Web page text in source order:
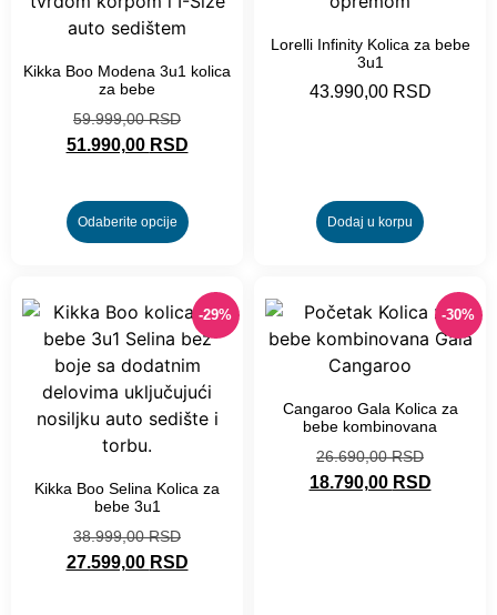
Kikka Boo Modena 3u1 kolica
za bebe
59.999,00RSD
51.990,00 RSD
Odaberite opcije
Lorelli Infinity Kolica za bebe
3u1
43.990,00 RSD
Dodaj u korpu
-29%
Kikka Boo Selina Kolica za
bebe 3u1
38.999,00RSD
27.599,00 RSD
-30%
Cangaroo Gala Kolica za
bebe kombinovana
26.690,00RSD
18.790,00 RSD